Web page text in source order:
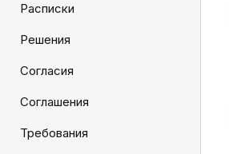
Расписки
Решения
Согласия
Соглашения
Требования